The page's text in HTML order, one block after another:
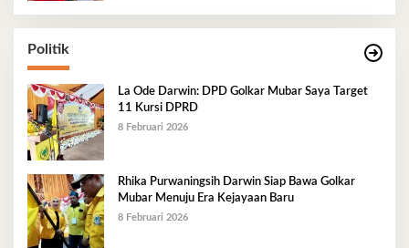
Politik
La Ode Darwin: DPD Golkar Mubar Saya Target
11 Kursi DPRD
8 Februari 2026
Rhika Purwaningsih Darwin Siap Bawa Golkar
Mubar Menuju Era Kejayaan Baru
8 Februari 2026